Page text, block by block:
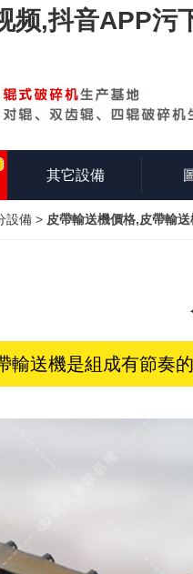
频,抖音APP污
其它設備
設備 > 皮帶輸送機價格,皮帶輸
輸送機是組成有節奏